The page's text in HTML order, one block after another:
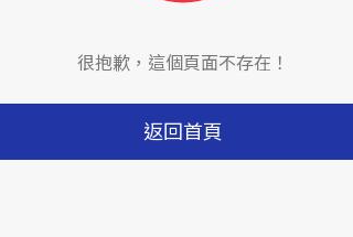
很抱歉，這個頁面不存在！
返回首頁